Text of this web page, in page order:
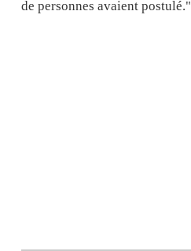
de personnes avaient postulé."